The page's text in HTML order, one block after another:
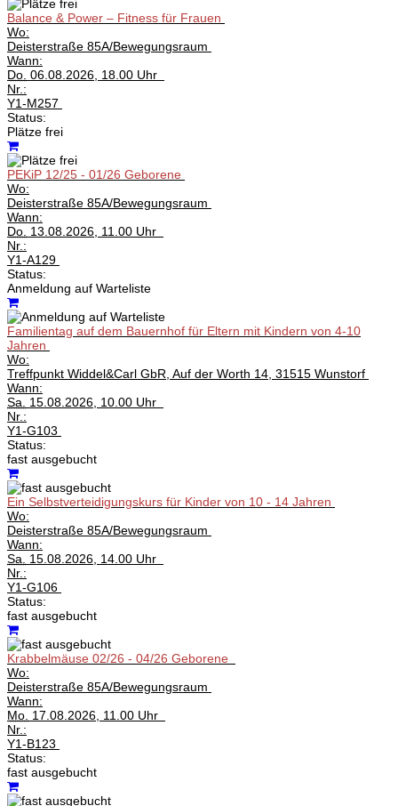
Balance & Power – Fitness für Frauen
Wo:
Deisterstraße 85A/Bewegungsraum
Wann:
Do. 06.08.2026, 18.00 Uhr
Nr.:
Y1-M257
Status:
Plätze frei
PEKiP 12/25 - 01/26 Geborene
Wo:
Deisterstraße 85A/Bewegungsraum
Wann:
Do. 13.08.2026, 11.00 Uhr
Nr.:
Y1-A129
Status:
Anmeldung auf Warteliste
Familientag auf dem Bauernhof für Eltern mit Kindern von 4-10
Jahren
Wo:
Treffpunkt Widdel&Carl GbR, Auf der Worth 14, 31515 Wunstorf
Wann:
Sa.
15.08.2026, 10.00 Uhr
Nr.:
Y1-G103
Status:
fast ausgebucht
Ein Selbstverteidigungskurs für Kinder von 10 - 14 Jahren
Wo:
Deisterstraße 85A/Bewegungsraum
Wann:
Sa.
15.08.2026, 14.00 Uhr
Nr.:
Y1-G106
Status:
fast ausgebucht
Krabbelmäuse 02/26 - 04/26 Geborene
Wo:
Deisterstraße 85A/Bewegungsraum
Wann:
Mo. 17.08.2026, 11.00 Uhr
Nr.:
Y1-B123
Status:
fast ausgebucht